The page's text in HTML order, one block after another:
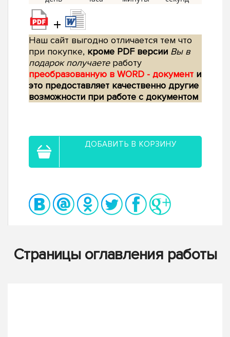
+
Наш сайт выгодно отличается тем что
при покупке, кроме PDF версии Вы в
подарок получаетеработу
преобразованную в WORD - документ и
это предоставляет качественно другие
возможности при работе с документом
ДОБАВИТЬ В КОРЗИНУ
Страницы оглавления работы